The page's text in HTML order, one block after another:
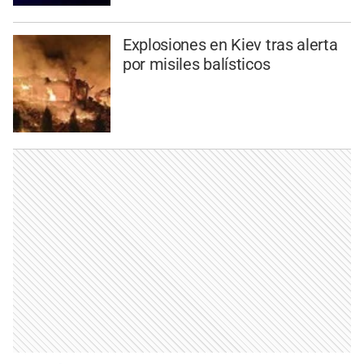
Explosiones en Kiev tras alerta
por misiles balísticos